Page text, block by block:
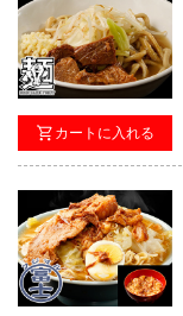
カートに入れる